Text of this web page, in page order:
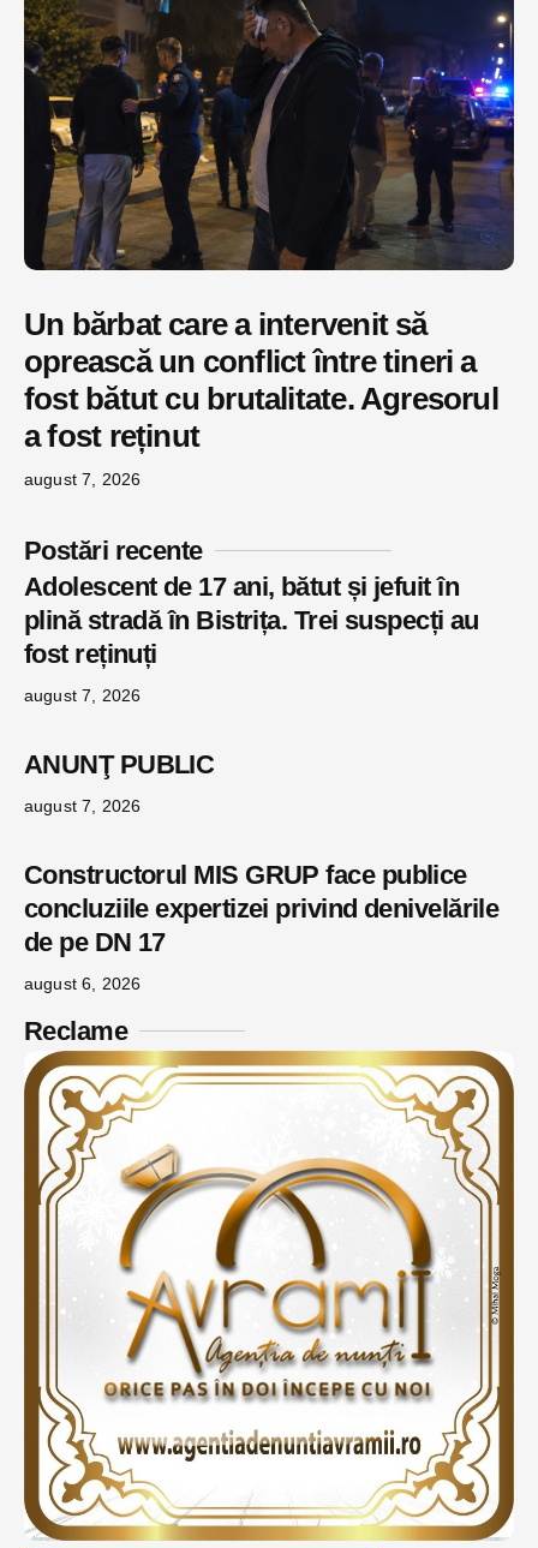
Un bărbat care a intervenit să
oprească un conflict între tineri a
fost bătut cu brutalitate. Agresorul
a fost reținut
august 7, 2026
Postări recente
Adolescent de 17 ani, bătut și jefuit în
plină stradă în Bistrița. Trei suspecți au
fost reținuți
august 7, 2026
ANUNŢ PUBLIC
august 7, 2026
Constructorul MIS GRUP face publice
concluziile expertizei privind denivelările
de pe DN 17
august 6, 2026
Reclame